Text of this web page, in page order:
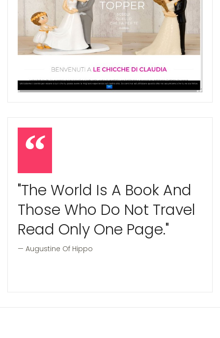
"The World Is A Book And
Those Who Do Not Travel
Read Only One Page."
Augustine Of Hippo